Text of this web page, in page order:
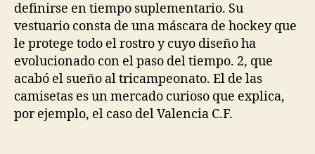
definirse en tiempo suplementario. Su
vestuario consta de una máscara de hockey que
le protege todo el rostro y cuyo diseño ha
evolucionado con el paso del tiempo. 2, que
acabó el sueño al tricampeonato. El de las
camisetas es un mercado curioso que explica,
por ejemplo, el caso del Valencia C.F.